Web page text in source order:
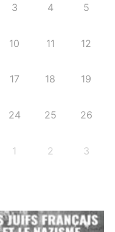
3 4 5
10 11 12
17 18 19
24 25 26
1 2 3